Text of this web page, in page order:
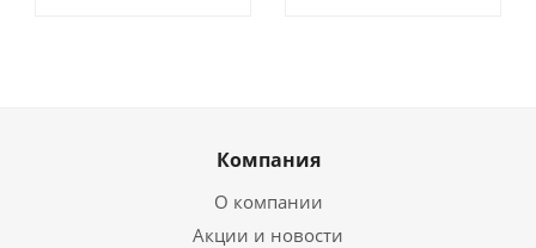
Компания
О компании
Акции и новости